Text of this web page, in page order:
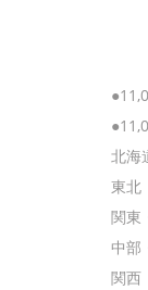
北海
東北
関東
中部
関西